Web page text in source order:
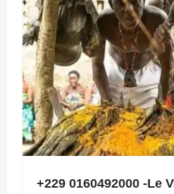
+229 0160492000 -Le